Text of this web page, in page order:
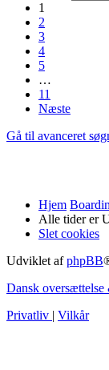
1
2
3
4
5
…
11
Næste
Gå til avanceret
Hjem
Alle tider er
Slet cookies
Udviklet afphpBB
Dansk
Privatliv
Vilkår